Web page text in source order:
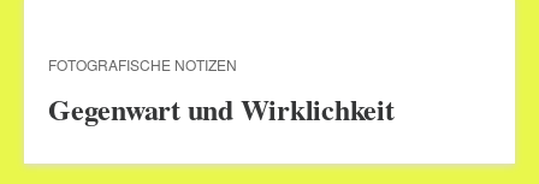
FOTOGRAFISCHE NOTIZEN
Gegenwart und Wirklichkeit